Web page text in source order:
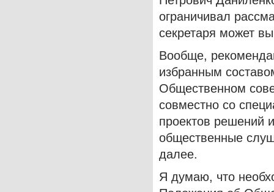
ограничивал
секретаря может
Вообще,
избранным
Общественном
совместно со
проектов решений
общественные
далее.
Я думаю, что